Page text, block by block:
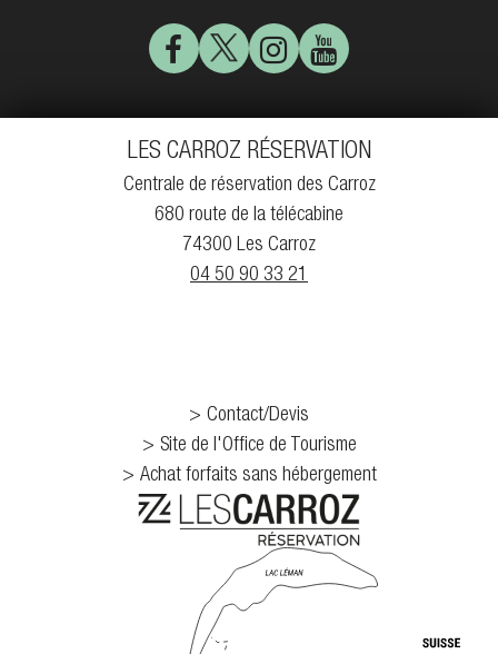
LES CARROZ RÉSERVATION
Centrale de réservation des Carroz
680 route de la télécabine
74300 Les Carroz
04 50 90 33 21
Contact/Devis
Site de l'Office de Tourisme
Achat forfaits sans hébergement